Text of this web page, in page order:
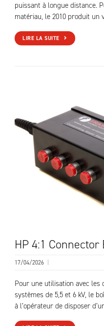
puissant à longue distance.
matériau, le 2010 produit un
LIRE LA SUITE
HP 4:1 Connector
17/04/2026
Pour une utilisation avec
systèmes de 5,5 et 6 kV, le
à l’opérateur de disposer